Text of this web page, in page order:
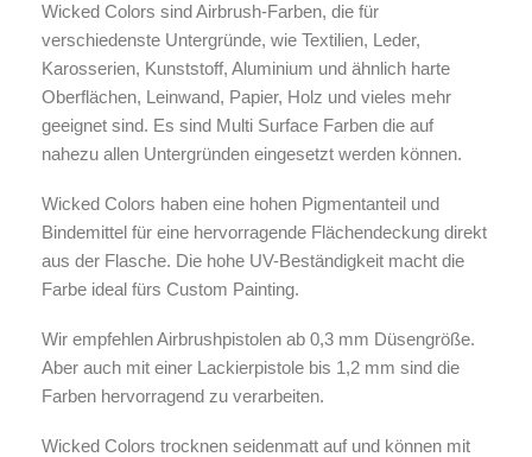
Spezialliteratur & Anleitungen
Gutscheine
X
Wicked Colors sind Airbrush-Farben, die für
verschiedenste Untergründe, wie Textilien, Leder,
Karosserien, Kunststoff, Aluminium und ähnlich harte
Oberflächen, Leinwand, Papier, Holz und vieles mehr
geeignet sind. Es sind Multi Surface Farben die auf
nahezu allen Untergründen eingesetzt werden können.
Wicked Colors haben eine hohen Pigmentanteil und
Bindemittel für eine hervorragende Flächendeckung direkt
aus der Flasche. Die hohe UV-Beständigkeit macht die
Farbe ideal fürs Custom Painting.
Wir empfehlen Airbrushpistolen ab 0,3 mm Düsengröße.
Aber auch mit einer Lackierpistole bis 1,2 mm sind die
Farben hervorragend zu verarbeiten.
Wicked Colors trocknen seidenmatt auf und können mit